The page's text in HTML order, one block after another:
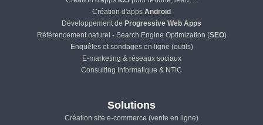
Création d'apps Android
Développement de Progressive Web Apps
Référencement naturel - Search Engine Optimization (SEO)
Enquêtes et sondages en ligne (outils)
E-marketing & réseaux sociaux
Consulting Informatique & NTIC
Solutions
Création site e-commerce (vente en ligne)